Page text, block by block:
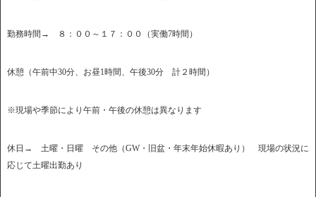
勤務時間→ ８：００～１７：００（実働7時間）
休憩（午前中30分、お昼1時間、午後30分 計２時間）
※現場や季節により午前・午後の休憩は異なります
休日→ 土曜・日曜 その他（GW・旧盆・年末年始休暇あり） 現場の状況に
応じて土曜出勤あり